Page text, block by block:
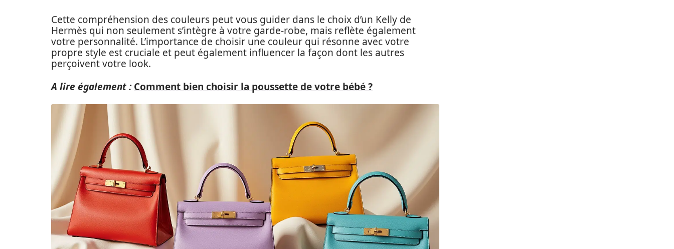
Cette compréhension des couleurs peut vous guider dans le choix d’un Kelly de
Hermès qui non seulement s’intègre à votre garde-robe, mais reflète également
votre personnalité. L’importance de choisir une couleur qui résonne avec votre
propre style est cruciale et peut également influencer la façon dont les autres
perçoivent votre look.
A lire également : Comment bien choisir la poussette de votre bébé ?